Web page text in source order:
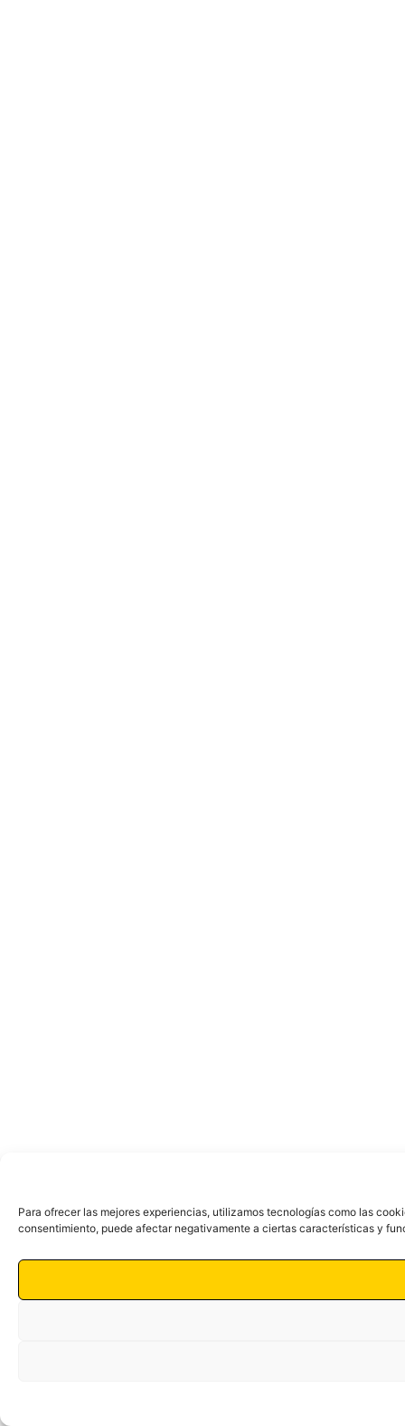
Para ofrecer las mejores experiencias, utilizamos tecnologías como las
consentimiento, puede afectar negativamente a ciertas características y